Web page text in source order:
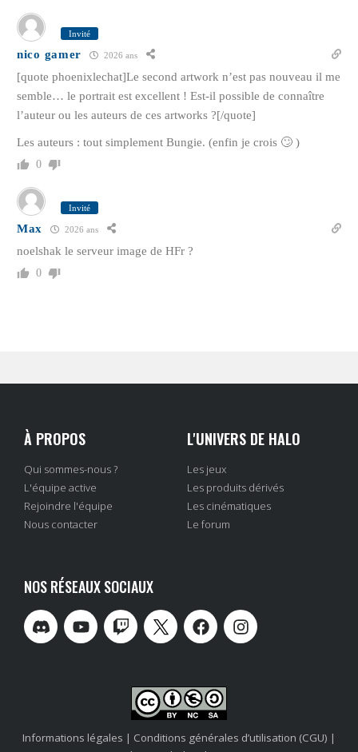
Invité
nico gamer 2026 ans
[quote phoenixlechat]Le second artwork n’est pas nouveau il me
semble… le portrait est excellent ! Est-il possible de connaître
l’auteur ou les auteurs de ces artworks ?[/quote]
Les auteurs : tout simplement Bungie. (enfin je crois 🙄 )
0
Invité
Max 2026 ans
noelshak le serveur image de HFr ?
0
À PROPOS
Qui sommes-nous ?
L'équipe active
Rejoindre l'équipe
Nous contacter
L'UNIVERS DE HALO
Les jeux
Les produits dérivés
Les cinématiques
Le forum
NOS RÉSEAUX SOCIAUX
Informations légales | Conditions générales d’utilisation (CGU) |